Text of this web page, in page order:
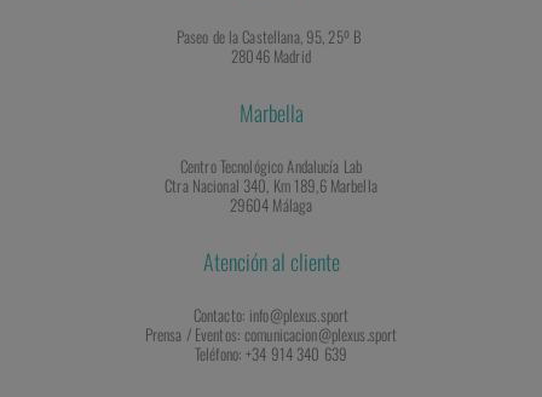
Paseo de la Castellana, 95, 25º B
28046 Madrid
Marbella
Centro Tecnológico Andalucía Lab
Ctra Nacional 340, Km 189,6 Marbella
29604 Málaga
Atención al cliente
Contacto: info@plexus.sport
Prensa / Eventos: comunicacion@plexus.sport
Teléfono: +34 914 340 639